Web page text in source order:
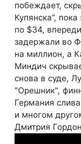
побеждает,
Купянска”,
по $34,
задержали во
на миллион, а
Миндич
снова в суде,
"Орешник",
Германия
и многом
Дмитрия